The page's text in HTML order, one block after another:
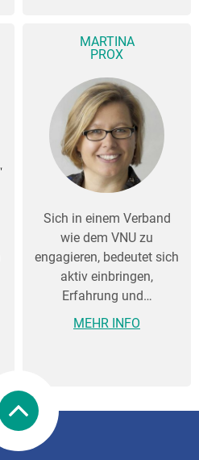
MARTINA
PROX
Sich in einem Verband
wie dem VNU zu
engagieren, bedeutet sich
aktiv einbringen,
Erfahrung und…
MEHR INFO